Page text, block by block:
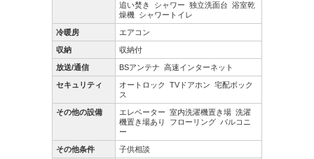
追い焚き
シャワー 独立洗面台 浴室乾
燥機 シャワートイレ
冷暖房 エアコン
収納 収納付
放送/通信 BSアンテナ 高速インターネット
セキュリティ オートロック TVドアホン 宅配ボック
ス
その他の設備 エレベーター 室内洗濯機置き場 洗濯
機置き場あり
フローリング バルコニ
ー
その他条件 子供相談